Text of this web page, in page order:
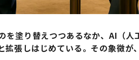
を塗り替えつつあるなか、AI（
拡張しはじめている。その象徴